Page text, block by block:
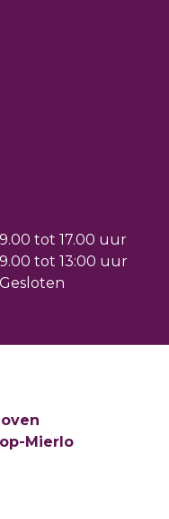
deze woning als
9.00 tot 17.00 uur
9.00 tot 13:00 uur
Gesloten
Mierlo